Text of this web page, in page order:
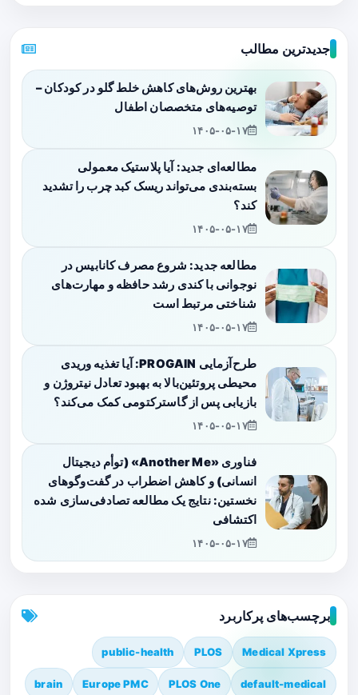
جدیدترین مطالب
بهترین روش‌های کاهش خلط گلو در کودکان –
توصیه‌های متخصصان اطفال
۱۴۰۵-۰۵-۱۷
مطالعه‌ای جدید: آیا پلاستیک معمولی
بسته‌بندی می‌تواند ریسک کبد چرب را تشدید
کند؟
۱۴۰۵-۰۵-۱۷
مطالعه جدید: شروع مصرف کانابیس در
نوجوانی با کندی رشد حافظه و مهارت‌های
شناختی مرتبط است
۱۴۰۵-۰۵-۱۷
طرح‌آزمایی PROGAIN: آیا تغذیه وریدی
محیطی پروتئین‌بالا به بهبود تعادل نیتروژن و
بازیابی پس از گاسترکتومی کمک می‌کند؟
۱۴۰۵-۰۵-۱۷
فناوری «Another Me» (توأم دیجیتال
انسانی) و کاهش اضطراب در گفت‌وگوهای
نخستین: نتایج یک مطالعه تصادفی‌سازی شده
اکتشافی
۱۴۰۵-۰۵-۱۷
برچسب‌های پرکاربرد
Medical Xpress
PLOS
public-health
default-medical
PLOS One
Europe PMC
brain